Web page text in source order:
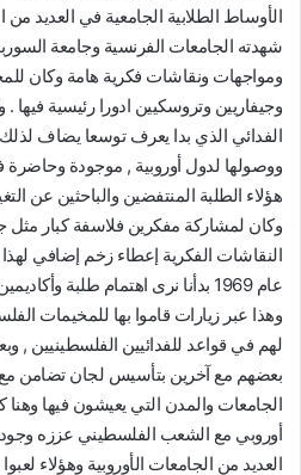
الأوساط الطلابية الجامعية في العديد من
شهدته الجامعات الفرنسية وجامعة
ومواجهات ونقاشات فكرية هامة وكان
وجيفاريين وتروسكيين ادورا رئيسية
الفدائي الذي بدا يعرف توسعا يضاف
ووصولها لدول أوروبية , موجودة
هؤلاء الطلبة المنتفضين والباحثين عن
وكان لمشاركة مفكرين فلاسفة كبار
النقاشات الفكرية إعطاء زخم إضافي
عام 1969 بدأنا نرى اهتمام طلبة
وهذا عبر زيارات قاموا بها للمخيمات
لهم في قواعد للفدائيين الفلسطينيين ,
بعضهم مع آخرين بتأسيس لجان تضامن
الجامعات والمدن التي يعيشون فيها
أوروبي مع الشعب الفلسطيني عززه
العديد من الجامعات الأوروبية وهؤلاء